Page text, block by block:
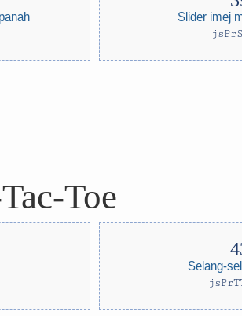
Slider imej
Toe
Selang-